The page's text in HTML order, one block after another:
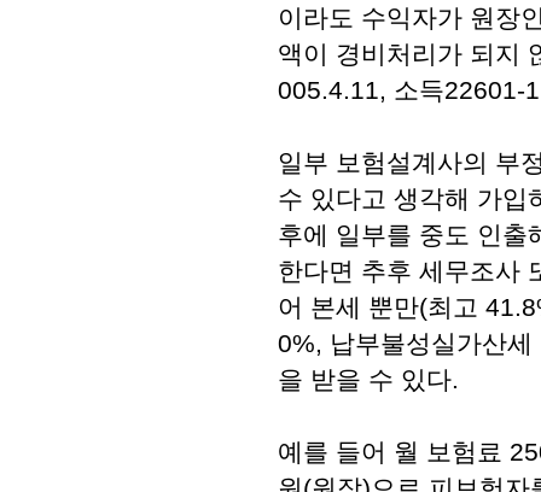
이라도 수익자가 원장
액이 경비처리가 되지
005.4.11, 소득22601-
일부 보험설계사의 부
수 있다고 생각해 가입
후에 일부를 중도 인출
한다면 추후 세무조사
어 본세 뿐만(최고
0%, 납부불성실가산
을 받을 수 있다.
예를 들어 월 보험료